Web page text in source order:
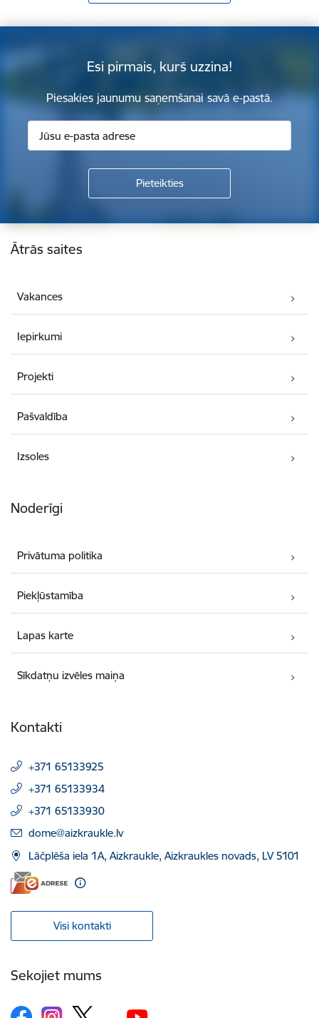
Esi pirmais, kurš uzzina!
Piesakies jaunumu saņemšanai savā e-pastā.
Kājene
Ātrās saites
Vakances
Iepirkumi
Projekti
Pašvaldība
Izsoles
Noderīgi
Privātuma politika
Piekļūstamība
Lapas karte
Sīkdatņu izvēles maiņa
Kontakti
+371 65133925
+371 65133934
+371 65133930
E-pasts:
dome@aizkraukle.lv
Lāčplēša iela 1A, Aizkraukle, Aizkraukles novads, LV 5101
Visi kontakti
Sekojiet mums